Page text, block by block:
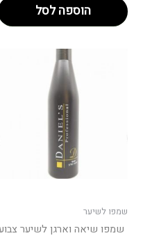
הוספה לסל
שמפו לשיער
שמפו שיאה וארגן לשיער